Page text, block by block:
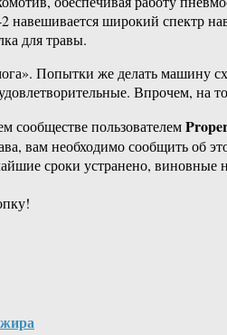
широкий спектр
для травы.
Попытки же делать машину
Впрочем, на
сообществе пользователем
вам необходимо сообщить об
сроки устранено, виновные